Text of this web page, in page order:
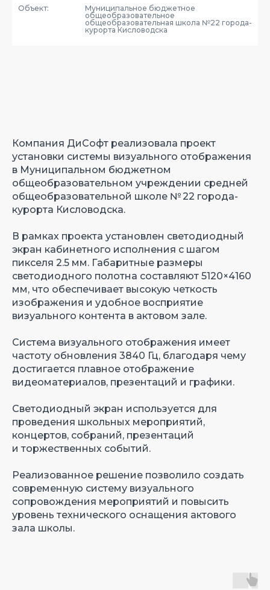
Объект:
Муниципальное бюджетное
общеобразовательное
общеобразовательная школа №22 города-
курорта Кисловодска
Компания ДиСофт реализовала проект
установки системы визуального отображения
в Муниципальном бюджетном
общеобразовательном учреждении средней
общеобразовательной школе № 22 города-
курорта Кисловодска.
В рамках проекта установлен светодиодный
экран кабинетного исполнения с шагом
пикселя 2.5 мм. Габаритные размеры
светодиодного полотна составляют 5120×4160
мм, что обеспечивает высокую четкость
изображения и удобное восприятие
визуального контента в актовом зале.
Система визуального отображения имеет
частоту обновления 3840 Гц, благодаря чему
достигается плавное отображение
видеоматериалов, презентаций и графики.
Светодиодный экран используется для
проведения школьных мероприятий,
концертов, собраний, презентаций
и торжественных событий.
Реализованное решение позволило создать
современную систему визуального
сопровождения мероприятий и повысить
уровень технического оснащения актового
зала школы.